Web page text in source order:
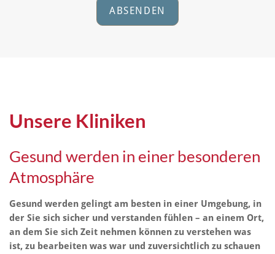
ABSENDEN
Unsere Kliniken
Gesund werden in einer besonderen
Atmosphäre
Gesund werden gelingt am besten in einer Umgebung, in
der Sie sich sicher und verstanden fühlen – an einem Ort,
an dem Sie sich Zeit nehmen können zu verstehen was
ist, zu bearbeiten was war und zuversichtlich zu schauen